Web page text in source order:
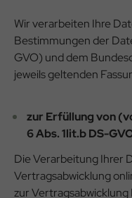
Wir verarbeiten Ihre
Bestimmungen der
GVO) und dem
jeweils geltenden
zur Erfüllung von
6 Abs. 1lit.b DS-
Die Verarbeitung Ihrer
Vertragsabwicklung
zur